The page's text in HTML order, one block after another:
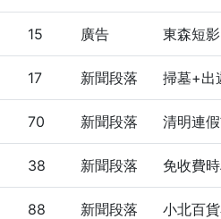
15 廣告 東森短影
17 新聞段落 掃墓+出
70 新聞段落 清明連
38 新聞段落 免收費
88 新聞段落 小北百